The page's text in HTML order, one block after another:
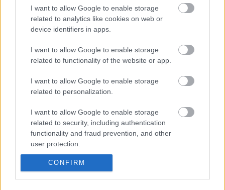
I want to allow Google to enable storage
related to analytics like cookies on web or
device identifiers in apps.
I want to allow Google to enable storage
related to functionality of the website or app.
I want to allow Google to enable storage
related to personalization.
I want to allow Google to enable storage
related to security, including authentication
functionality and fraud prevention, and other
user protection.
CONFIRM
"Zeek"moderálja, azAmoeba trió(Boros Levente
Hock Ernő- basszusgitár,Sági Viktor
felel a zenei intermezzókért, lesznek versenyen kívüli
látványt pedig aKiégő Izzókszolgáltatják.
VendégfellépőSzkárosi Endre, Molnár Péter,
Szlávy Eszter ésPion István
Forrás: MTI